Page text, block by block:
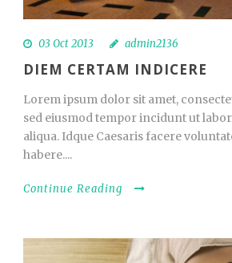
03 Oct 2013 admin2136
DIEM CERTAM INDICERE
Lorem ipsum dolor sit amet,
sed eiusmod tempor incidunt ut
aliqua. Idque Caesaris facere
habere....
Continue Reading